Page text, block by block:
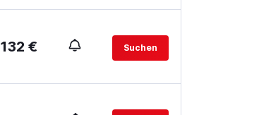
132 € Suchen